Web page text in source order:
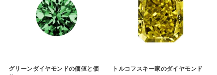
グリーンダイヤモンドの価値と価
トルコフスキー家のダイヤモンド